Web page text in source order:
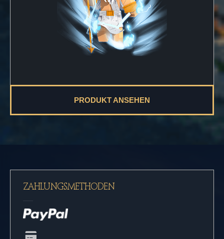
PRODUKT ANSEHEN
ZAHLUNGSMETHODEN